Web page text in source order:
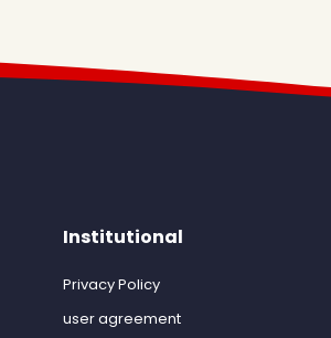
Institutional
Privacy Policy
user agreement